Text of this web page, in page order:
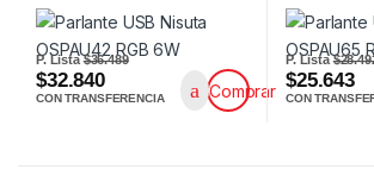
P. Lista$36.489
$32.840
CON TRANSFERENCIA Comprar
P. Lista
$25.643
CON